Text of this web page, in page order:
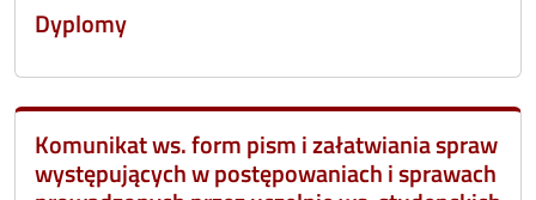
Dyplomy
Komunikat ws. form pism i załatwiania spraw
występujących w postępowaniach i sprawach